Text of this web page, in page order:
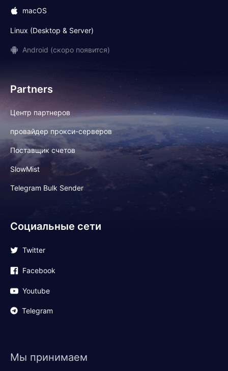
macOS
Linux (Desktop & Server)
Android (скоро появится)
Partners
Центр партнеров
провайдер прокси-серверов
Поставщик счетов
SlowMist
Telegram Bulk Sender
Социальные сети
Twitter
Facebook
Youtube
Telegram
Мы принимаем